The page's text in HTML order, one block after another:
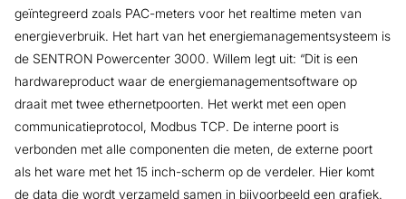
geïntegreerd zoals PAC-meters voor het realtime meten van
energieverbruik. Het hart van het energiemanagementsysteem is
de SENTRON Powercenter 3000. Willem legt uit: “Dit is een
hardwareproduct waar de energiemanagementsoftware op
draait met twee ethernetpoorten. Het werkt met een open
communicatieprotocol, Modbus TCP. De interne poort is
verbonden met alle componenten die meten, de externe poort
als het ware met het 15 inch-scherm op de verdeler. Hier komt
de data die wordt verzameld samen in bijvoorbeeld een grafiek.